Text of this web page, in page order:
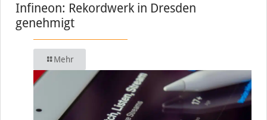
Infineon: Rekordwerk in Dresden
genehmigt
Mehr